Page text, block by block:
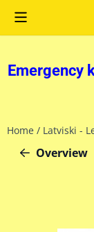
Cookie
Emergency
Home / Latviski -
Overview